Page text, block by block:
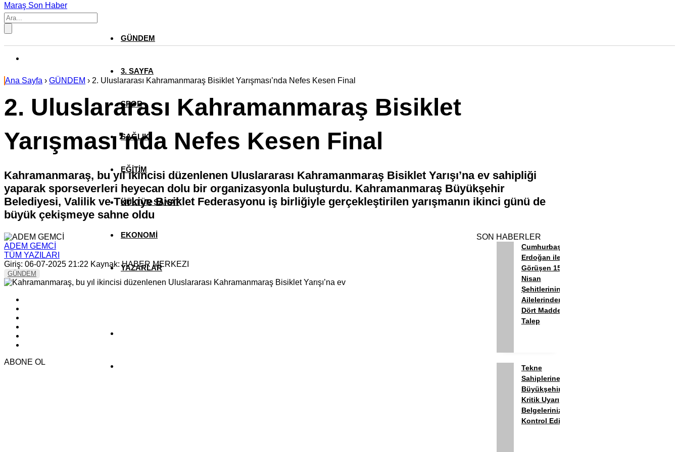
Maraş Son Haber
GÜNDEM
3. SAYFA
SPOR
SAĞLIK
EĞİTİM
KÜLTÜR SANAT
EKONOMİ
YAZARLAR
Ana Sayfa › GÜNDEM › 2. Uluslararası Kahramanmaraş Bisiklet Yarışması’nda Nefes Kesen Final
2. Uluslararası Kahramanmaraş Bisiklet
Yarışması’nda Nefes Kesen Final
Kahramanmaraş, bu yıl ikincisi düzenlenen Uluslararası Kahramanmaraş Bisiklet Yarışı’na ev sahipliği
yaparak sporseverleri heyecan dolu bir organizasyonla buluşturdu. Kahramanmaraş Büyükşehir
Belediyesi, Valilik ve Türkiye Bisiklet Federasyonu iş birliğiyle gerçekleştirilen yarışmanın ikinci günü de
büyük çekişmeye sahne oldu
ADEM GEMCİ
TÜM YAZILARI
Giriş: 06-07-2025 21:22 Kaynak: HABER MERKEZI
GÜNDEM
ABONE OL
SON HABERLER
Cumhurbaşkanı
Erdoğan ile
Görüşen 15
Nisan
Şehitlerinin
Ailelerinden
Dört Maddelik
Talep
Tekne
Sahiplerine
Büyükşehir’den
Kritik Uyarı;
Belgelerinizi
Kontrol Edin!